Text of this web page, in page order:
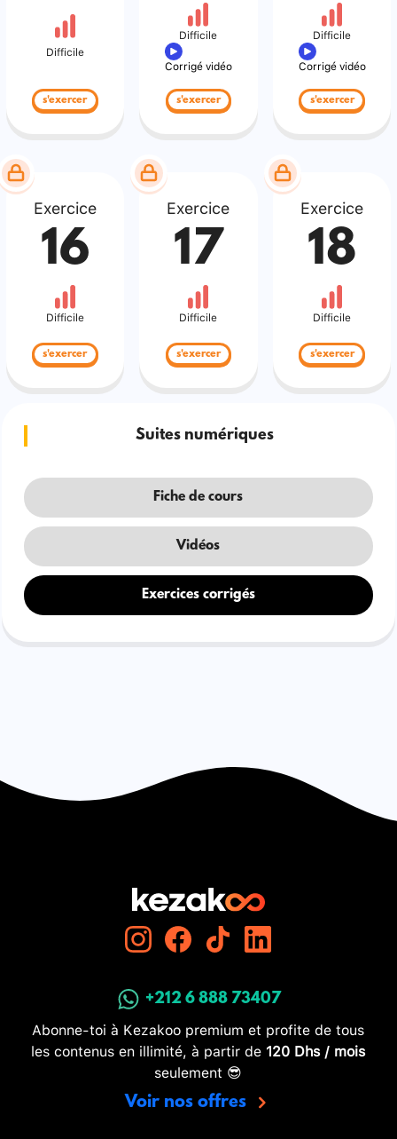
Difficile
s'exercer
Difficile
Corrigé vidéo
s'exercer
Difficile
Corrigé vidéo
s'exercer
Exercice
16
Difficile
s'exercer
Exercice
17
Difficile
s'exercer
Exercice
18
Difficile
s'exercer
Suites numériques
Fiche de cours
Vidéos
Exercices corrigés
+212 6 888 73407
Abonne-toi à Kezakoo premium et profite de tous
les contenus en illimité, à partir de 120 Dhs / mois
seulement 😎
Voir nos offres